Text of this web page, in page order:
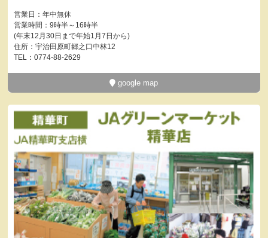
営業日：年中無休
営業時間：9時半～16時半
(年末12月30日まで年始1月7日から)
住所：宇治田原町郷之口中林12
TEL：0774-88-2629
google map